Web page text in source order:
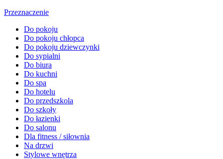
Przeznaczenie
Do pokoju
Do pokoju chłopca
Do pokoju dziewczynki
Do sypialni
Do biura
Do kuchni
Do spa
Do hotelu
Do przedszkola
Do szkoły
Do łazienki
Do salonu
Dla fitness / siłownia
Na drzwi
Stylowe wnętrza